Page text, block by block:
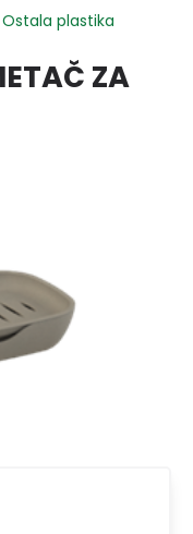
Ostala plastika
ZA